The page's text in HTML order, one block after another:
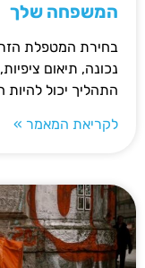
המשפחה שלך
בחירת המטפלת
נכונה, תיאום
התהליך יכול להיות
לקריאת המאמר »